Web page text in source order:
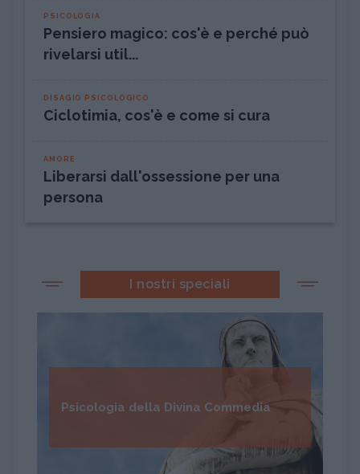
PSICOLOGIA
Pensiero magico: cos'è e perché può
rivelarsi util...
DISAGIO PSICOLOGICO
Ciclotimia, cos'è e come si cura
AMORE
Liberarsi dall'ossessione per una
persona
I nostri speciali
Psicologia della Divina Commedia